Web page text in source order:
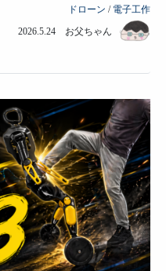
ドローン / 電子工作
2026.5.24 お父ちゃん